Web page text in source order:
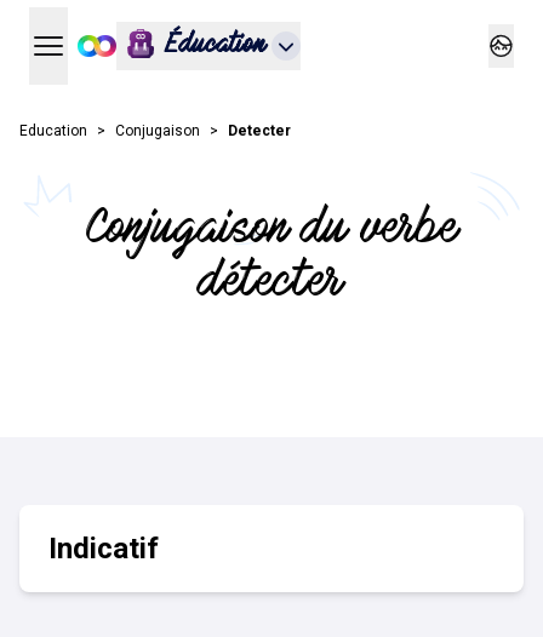
Ouvrir le menu principal
Éducation
Education Conjugaison Detecter
Conjugaison du verbe
détecter
Indicatif